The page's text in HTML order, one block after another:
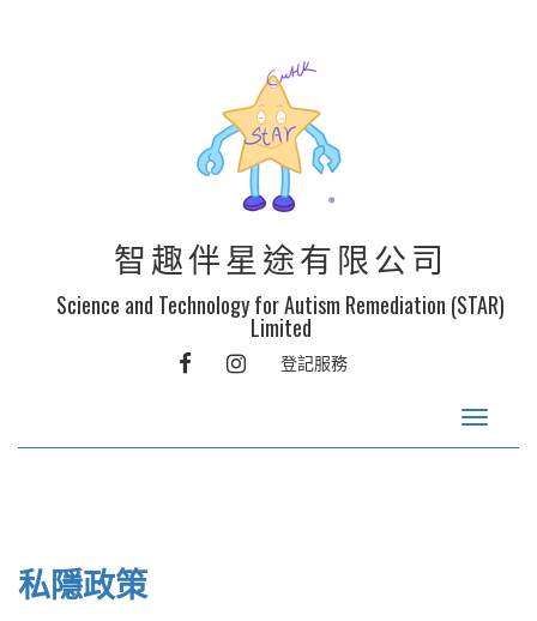
智趣伴星途有限公司
Science and Technology for Autism Remediation (STAR)
Limited
FACEBOOKINSTAGRAM
登記服務
Toggle
私隱政策